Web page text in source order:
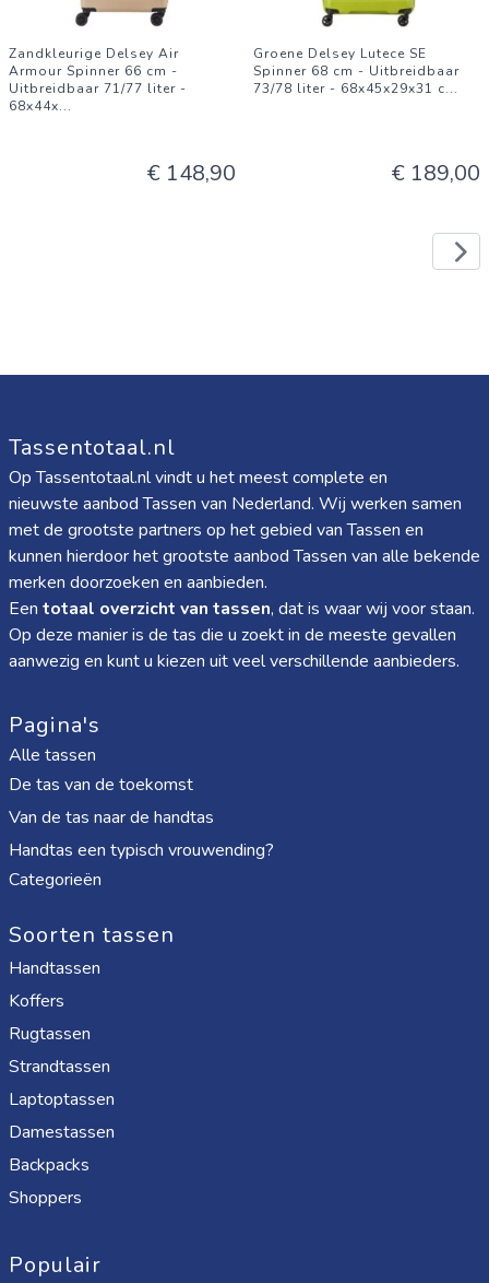
Zandkleurige Delsey Air
Armour Spinner 66 cm -
Uitbreidbaar 71/77 liter -
68x44x...
€ 148,90
Groene Delsey Lutece SE
Spinner 68 cm - Uitbreidbaar
73/78 liter - 68x45x29x31 c...
€ 189,00
Tassentotaal.nl
Op Tassentotaal.nl vindt u het meest complete en
nieuwste aanbod Tassen van Nederland. Wij werken samen
met de grootste partners op het gebied van Tassen en
kunnen hierdoor het grootste aanbod Tassen van alle bekende
merken doorzoeken en aanbieden.
Een totaal overzicht van tassen, dat is waar wij voor staan.
Op deze manier is de tas die u zoekt in de meeste gevallen
aanwezig en kunt u kiezen uit veel verschillende aanbieders.
Pagina's
Alle tassen
De tas van de toekomst
Van de tas naar de handtas
Handtas een typisch vrouwending?
Categorieën
Soorten tassen
Handtassen
Koffers
Rugtassen
Strandtassen
Laptoptassen
Damestassen
Backpacks
Shoppers
Populair